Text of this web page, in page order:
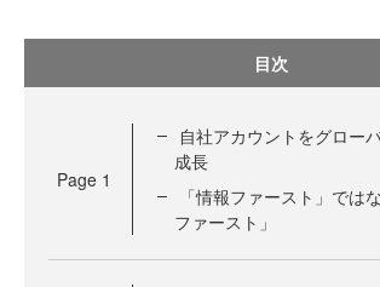
目次
Page 1
自社アカウントをグロー
成長
「情報ファースト」では
ファースト」